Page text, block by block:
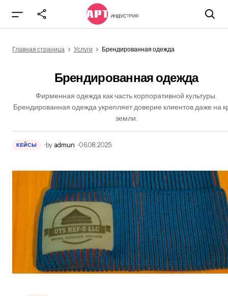
Главная страница Услуги Брендированная одежда
Брендированная одежда
Фирменная одежда как часть корпоративной культуры.
Брендированная одежда укрепляет доверие клиентов даже на
земли.
КЕЙСЫ by admun 06.08.2025